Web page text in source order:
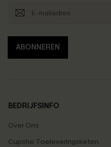
ABONNEREN
BEDRIJFSINFO
Over Ons
Cupshe Toeleveringsketen